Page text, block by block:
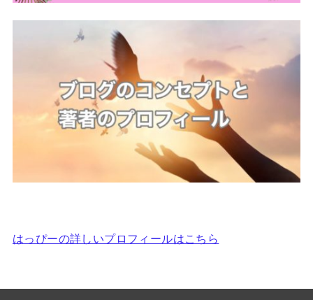
はっぴーの詳しいプロフィールはこちら